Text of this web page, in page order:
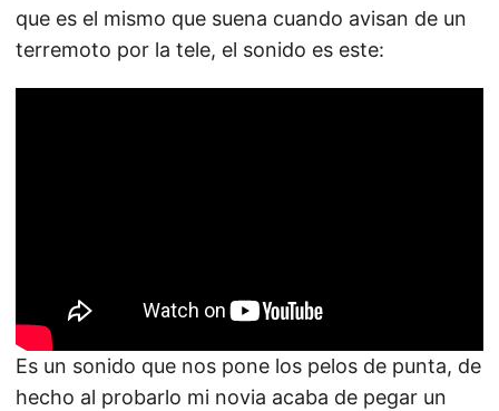
que es el mismo que suena cuando avisan de un
terremoto por la tele, el sonido es este:
Es un sonido que nos pone los pelos de punta, de
hecho al probarlo mi novia acaba de pegar un